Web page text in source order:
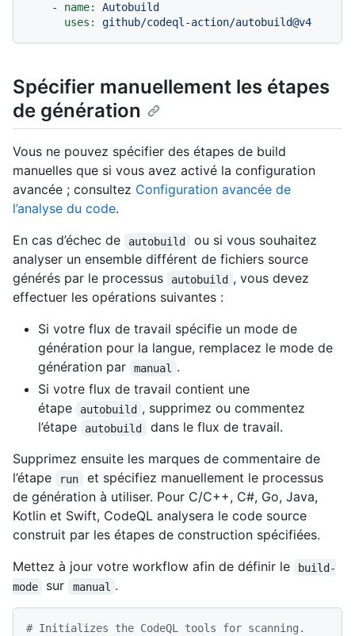
- name:
Autobuild
uses:
github/codeql-action/autobuild@v4
Spécifier manuellement les étapes
de génération
Vous ne pouvez spécifier des étapes de build
manuelles que si vous avez activé la configuration
avancée ; consultez Configuration avancée de
l’analyse du code.
En cas d’échec de
autobuild
ou si vous souhaitez
analyser un ensemble différent de fichiers source
générés par le processus
autobuild , vous devez
effectuer les opérations suivantes :
Si votre flux de travail spécifie un mode de
génération pour la langue, remplacez le mode de
génération par
manual
.
Si votre flux de travail contient une
étape
autobuild , supprimez ou commentez
l’étape
autobuild
dans le flux de travail.
Supprimez ensuite les marques de commentaire de
l’étape
run
et spécifiez manuellement le processus
de génération à utiliser. Pour C/C++, C#, Go, Java,
Kotlin et Swift, CodeQL analysera le code source
construit par les étapes de construction spécifiées.
Mettez à jour votre workflow afin de définir le
build-
mode
sur manual .
# Initializes the CodeQL tools for scanning.